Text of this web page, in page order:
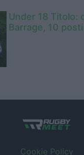
Under 18 Titolo:
Barrage, 10
Cookie Policy